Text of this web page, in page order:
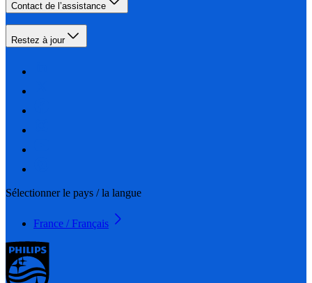
Contact de l’assistance
Restez à jour
Sélectionner le pays / la langue
France / Français